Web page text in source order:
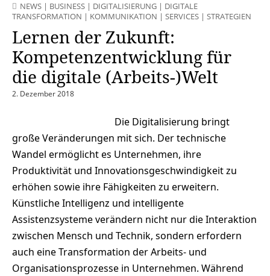
NEWS | BUSINESS | DIGITALISIERUNG | DIGITALE
TRANSFORMATION | KOMMUNIKATION | SERVICES | STRATEGIEN
Lernen der Zukunft:
Kompetenzentwicklung für
die digitale (Arbeits-)Welt
2. Dezember 2018
Die Digitalisierung bringt
große Veränderungen mit sich. Der technische
Wandel ermöglicht es Unternehmen, ihre
Produktivität und Innovationsgeschwindigkeit zu
erhöhen sowie ihre Fähigkeiten zu erweitern.
Künstliche Intelligenz und intelligente
Assistenzsysteme verändern nicht nur die Interaktion
zwischen Mensch und Technik, sondern erfordern
auch eine Transformation der Arbeits- und
Organisationsprozesse in Unternehmen. Während